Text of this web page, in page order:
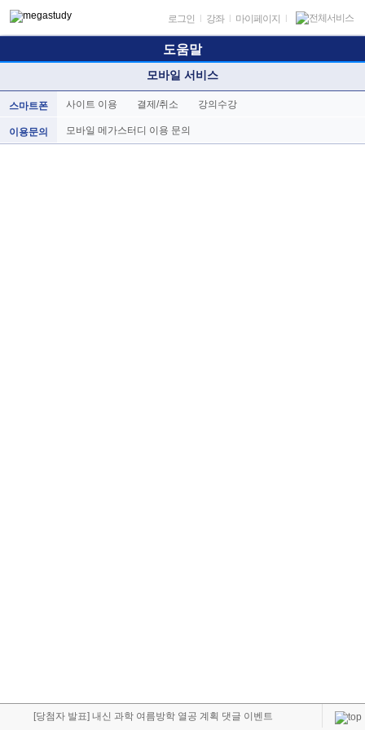
로그인 | 강좌 | 마이페이지 |
도움말
모바일 서비스
스마트폰 사이트 이용 결제/취소 강의수강
이용문의 모바일 메가스터디 이용 문의
[당첨자 발표] 내신 과학 여름방학 열공 계획 댓글 이벤트